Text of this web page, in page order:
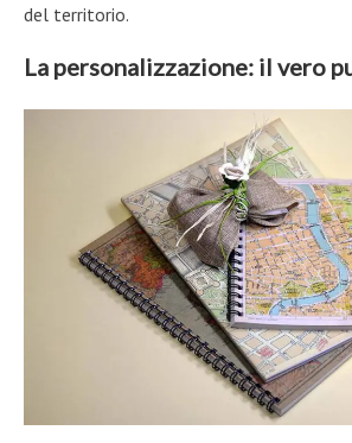
del territorio.
La personalizzazione: il vero